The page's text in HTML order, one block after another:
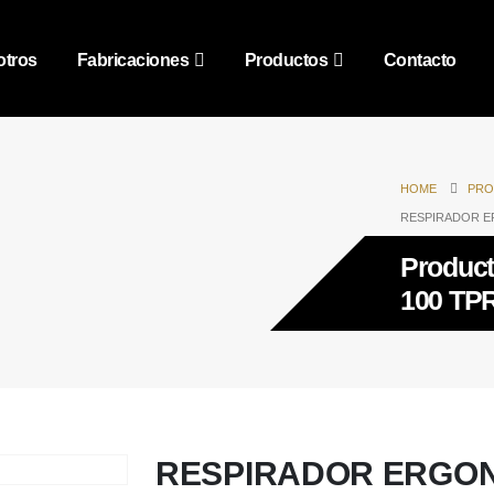
Fabricaciones Productos Contacto
HOME
RESPIRADOR
100
RESPIRADOR